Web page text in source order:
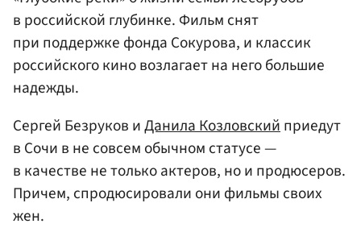
в российской глубинке. Фильм снят
при поддержке фонда Сокурова, и классик
российского кино возлагает на него большие
надежды.
Сергей Безруков иДанила Козловскийприедут
в Сочи в не совсем обычном статусе —
в качестве не только актеров, но и продюсеров.
Причем, спродюсировали они фильмы своих
жен.